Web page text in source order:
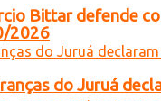
2026
Bittar defende
do Juruá